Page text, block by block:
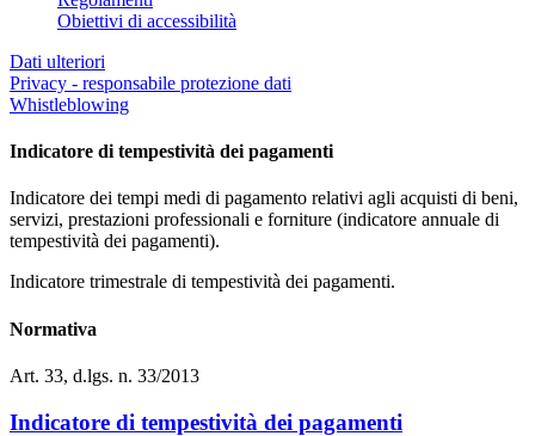
Obiettivi di accessibilità
Dati ulteriori
Privacy - responsabile protezione dati
Whistleblowing
Indicatore di tempestività dei pagamenti
Indicatore dei tempi medi di pagamento relativi agli acquisti di beni,
servizi, prestazioni professionali e forniture (indicatore annuale di
tempestività dei pagamenti).
Indicatore trimestrale di tempestività dei pagamenti.
Normativa
Art. 33, d.lgs. n. 33/2013
Indicatore di tempestività dei pagamenti